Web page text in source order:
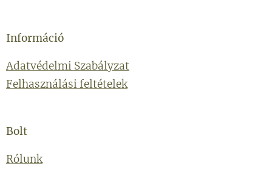
Információ
Adatvédelmi Szabályzat
Felhasználási feltételek
Bolt
Rólunk